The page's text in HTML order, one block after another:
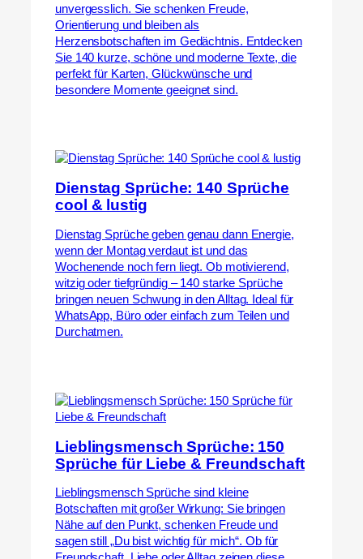
unvergesslich. Sie schenken Freude,
Orientierung und bleiben als
Herzensbotschaften im Gedächtnis. Entdecken
Sie 140 kurze, schöne und moderne Texte, die
perfekt für Karten, Glückwünsche und
besondere Momente geeignet sind.
Dienstag Sprüche: 140 Sprüche
cool & lustig
Dienstag Sprüche geben genau dann Energie,
wenn der Montag verdaut ist und das
Wochenende noch fern liegt. Ob motivierend,
witzig oder tiefgründig – 140 starke Sprüche
bringen neuen Schwung in den Alltag. Ideal für
WhatsApp, Büro oder einfach zum Teilen und
Durchatmen.
Lieblingsmensch Sprüche: 150
Sprüche für Liebe & Freundschaft
Lieblingsmensch Sprüche sind kleine
Botschaften mit großer Wirkung: Sie bringen
Nähe auf den Punkt, schenken Freude und
sagen still „Du bist wichtig für mich“. Ob für